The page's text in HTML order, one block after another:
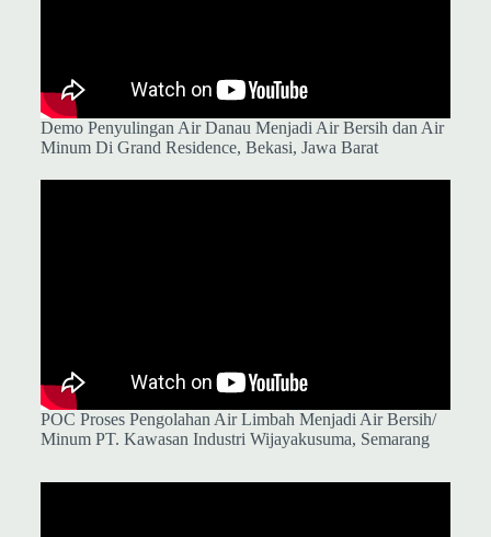
Demo Penyulingan Air Danau Menjadi Air Bersih dan Air
Minum Di Grand Residence, Bekasi, Jawa Barat
POC Proses Pengolahan Air Limbah Menjadi Air Bersih/
Minum PT. Kawasan Industri Wijayakusuma, Semarang